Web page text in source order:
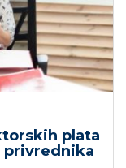
plata
privrednika